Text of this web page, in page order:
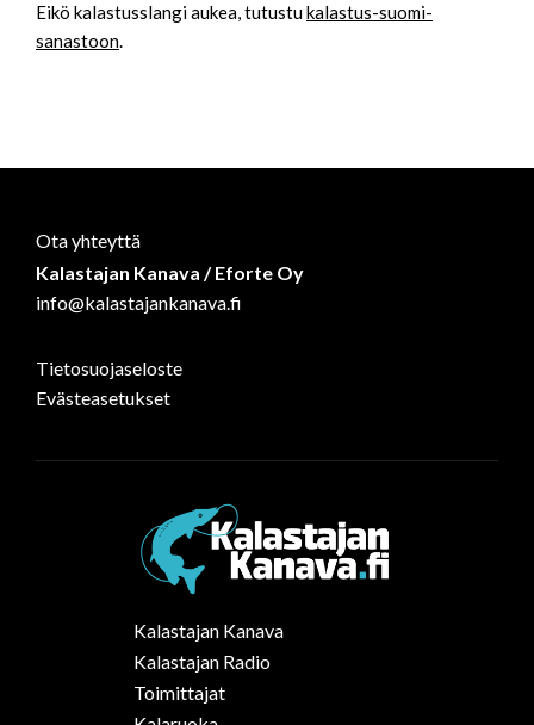
Eikö kalastusslangi aukea, tutustukalastus-suomi-
sanastoon.
Ota yhteyttä
Kalastajan Kanava / Eforte Oy
info@kalastajankanava.fi
Tietosuojaseloste
Evästeasetukset
Kalastajan Kanava
Kalastajan Radio
Toimittajat